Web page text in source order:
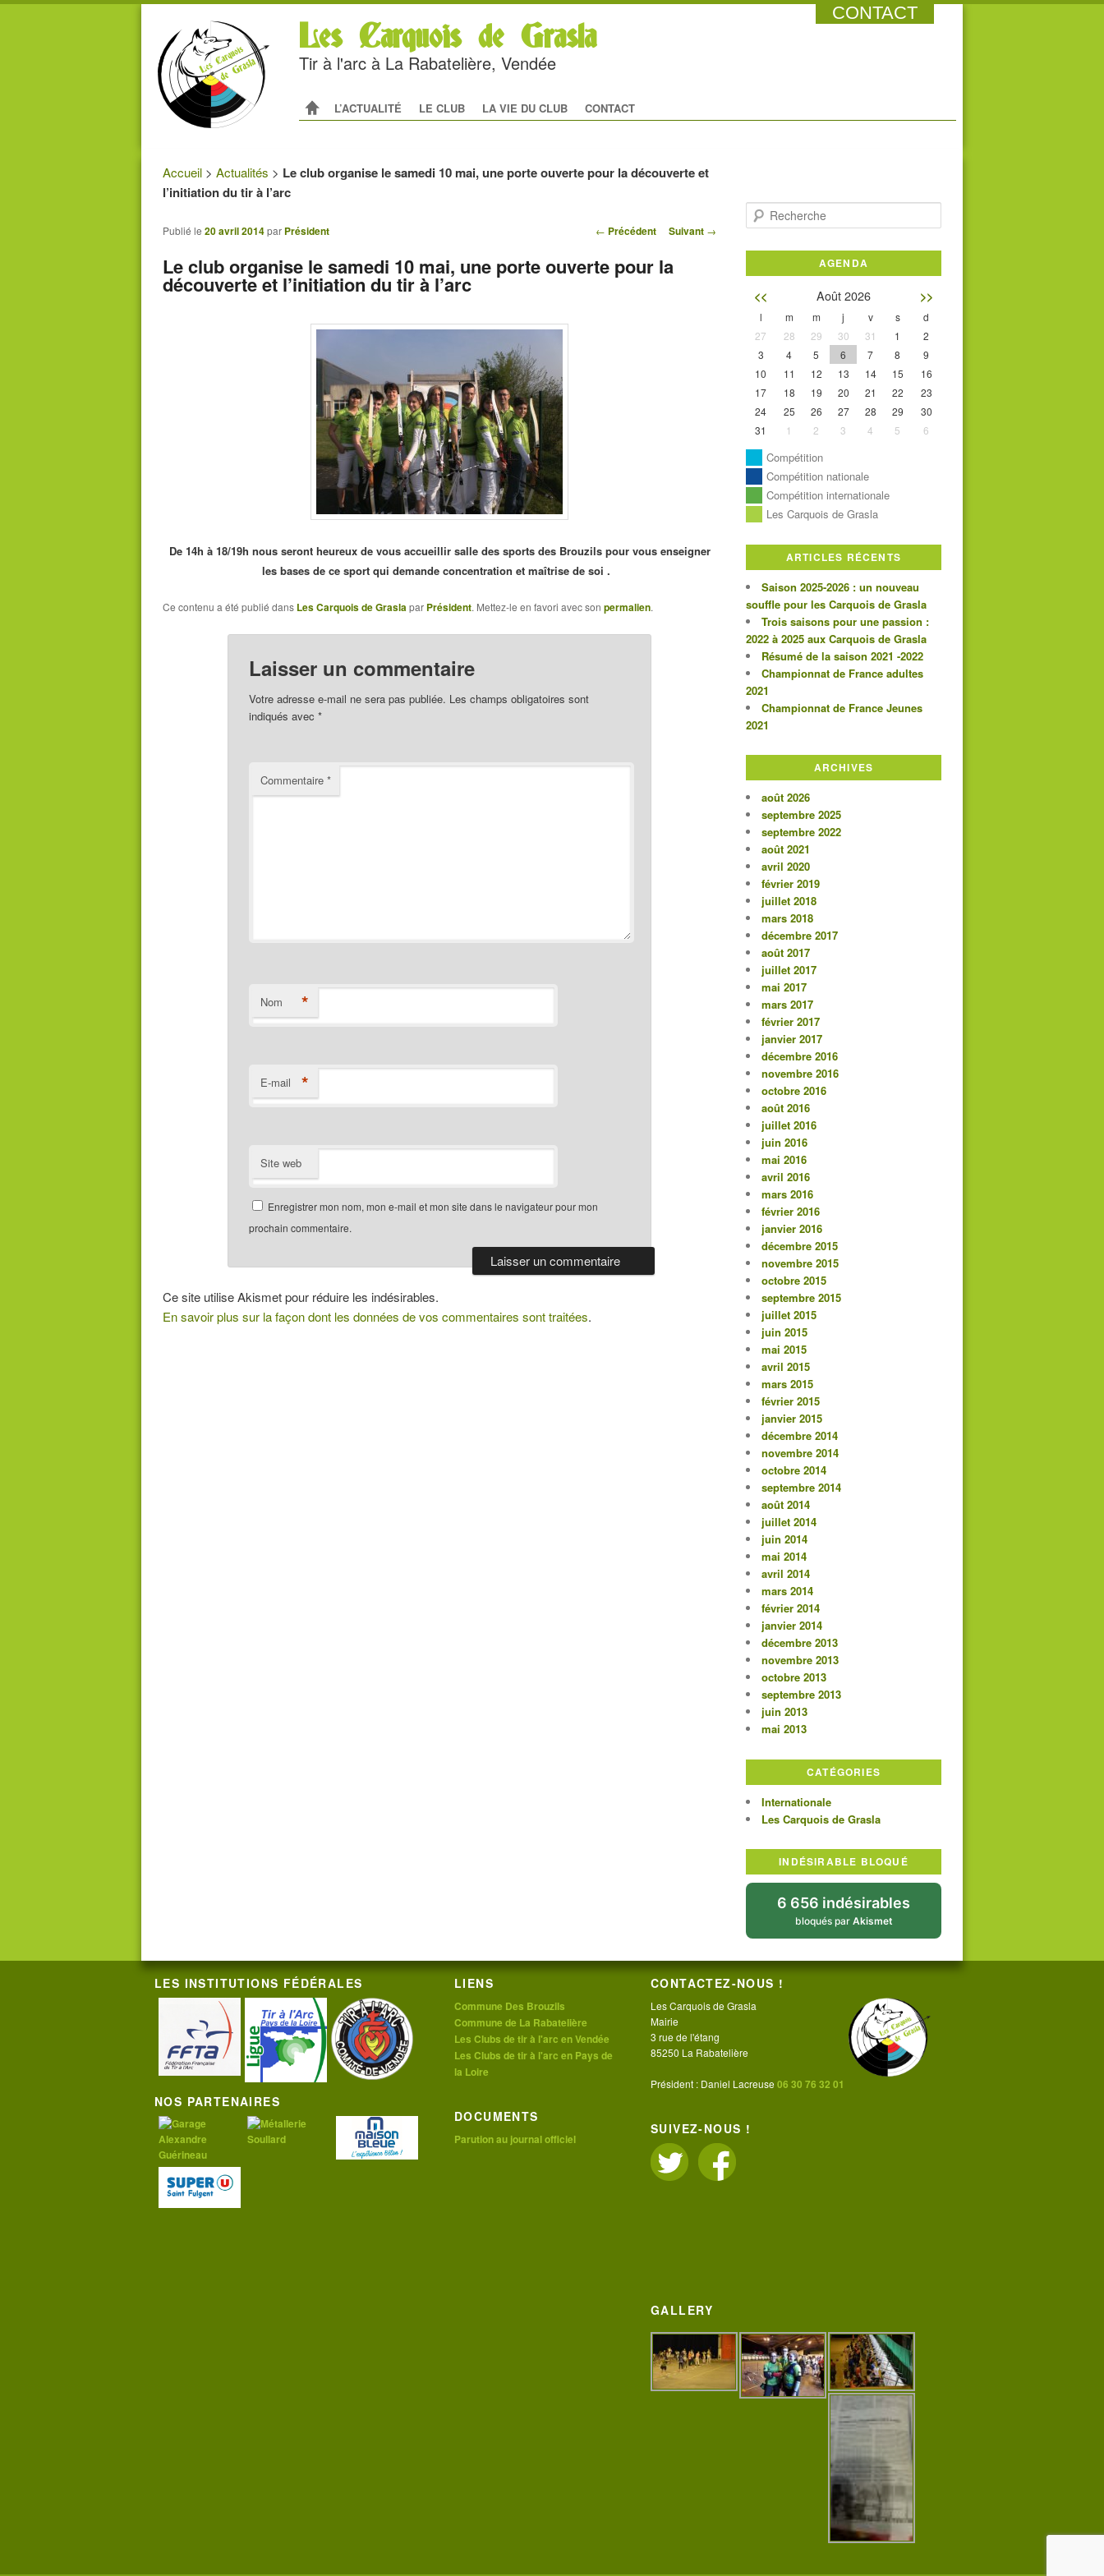
CONTACT
Les Carquois de Grasla
Tir à l'arc à La Rabatelière, Vendée
Menu principal
ALLER AU CONTENU PRINCIPAL
ALLER AU CONTENU SECONDAIRE
L’ACTUALITÉ LE CLUB LA VIE DU CLUB CONTACT
Accueil > Actualités > Le club organise le samedi 10 mai, une porte ouverte pour la découverte et
l’initiation du tir à l’arc
Navigation des
← Précédent Suivant →
Le club organise le samedi 10 mai, une porte ouverte pour la
découverte et l’initiation du tir à l’arc
Publié le 20 avril 2014par Président
De 14h à 18/19h nous seront heureux de vous accueillir salle des sports des Brouzils pour vous enseigner
les bases de ce sport qui demande concentration et maîtrise de soi .
Ce contenu a été publié dans Les Carquois de Graslapar Président. Mettez-le en favori avec son permalien.
Laisser un commentaire
Votre adresse e-mail ne sera pas publiée. Les champs obligatoires sont
indiqués avec *
Commentaire *
Nom *
E-mail *
Site web
Enregistrer mon nom, mon e-mail et mon site dans le navigateur pour mon
prochain commentaire.
Ce site utilise Akismet pour réduire les indésirables.
En savoir plus sur la façon dont les données de vos commentaires sont traitées.
Recherche
AGENDA
<< Août 2026 >>
l m m j v s
d
27
28 29 30 31 1
2
3
4 5 6 7 8
9
10
11 12 13 14 15
16
17
18 19 20 21 22
23
24
25 26 27 28 29
30
31
1 2 3 4 5 6
Compétition
Compétition nationale
Compétition internationale
Les Carquois de Grasla
ARTICLES RÉCENTS
Saison 2025-2026 : un nouveau
souffle pour les Carquois de Grasla
Trois saisons pour une passion :
2022 à 2025 aux Carquois de Grasla
Résumé de la saison 2021 -2022
Championnat de France adultes
2021
Championnat de France Jeunes
2021
ARCHIVES
août 2026
septembre 2025
septembre 2022
août 2021
avril 2020
février 2019
juillet 2018
mars 2018
décembre 2017
août 2017
juillet 2017
mai 2017
mars 2017
février 2017
janvier 2017
décembre 2016
novembre 2016
octobre 2016
août 2016
juillet 2016
juin 2016
mai 2016
avril 2016
mars 2016
février 2016
janvier 2016
décembre 2015
novembre 2015
octobre 2015
septembre 2015
juillet 2015
juin 2015
mai 2015
avril 2015
mars 2015
février 2015
janvier 2015
décembre 2014
novembre 2014
octobre 2014
septembre 2014
août 2014
juillet 2014
juin 2014
mai 2014
avril 2014
mars 2014
février 2014
janvier 2014
décembre 2013
novembre 2013
octobre 2013
septembre 2013
juin 2013
mai 2013
CATÉGORIES
Internationale
Les Carquois de Grasla
INDÉSIRABLE BLOQUÉ
6 656 indésirables
bloqués par Akismet
LES INSTITUTIONS FÉDÉRALES
NOS PARTENAIRES
LIENS
Commune Des Brouzils
Commune de La Rabatelière
Les Clubs de tir à l'arc en Vendée
Les Clubs de tir à l'arc en Pays de
la Loire
DOCUMENTS
Parution au journal officiel
CONTACTEZ-NOUS !
Les Carquois de Grasla
Mairie
3 rue de l'étang
85250 La Rabatelière
Président : Daniel Lacreuse06 30 76 32 01
SUIVEZ-NOUS !
GALLERY